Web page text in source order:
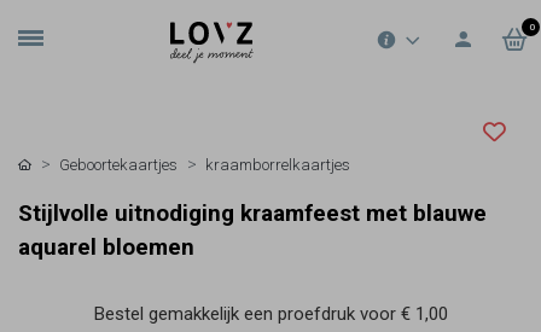
0
Geboortekaartjes kraamborrelkaartjes
Stijlvolle uitnodiging kraamfeest met blauwe
aquarel bloemen
Bestel gemakkelijk een proefdruk voor € 1,00